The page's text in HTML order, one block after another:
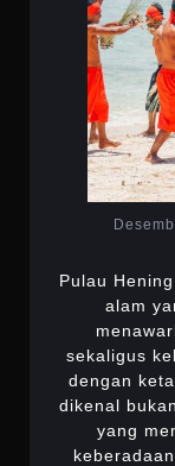
Pulau
alam
sekaligus
dengan
dikenal
yang